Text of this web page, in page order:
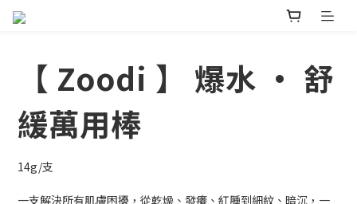
【 Zoodi 】 爆水 • 舒
緩萬用棒
14g/支
一支解決所有肌膚困擾，從乾燥、發癢、紅腫到細紋、暗沉，一